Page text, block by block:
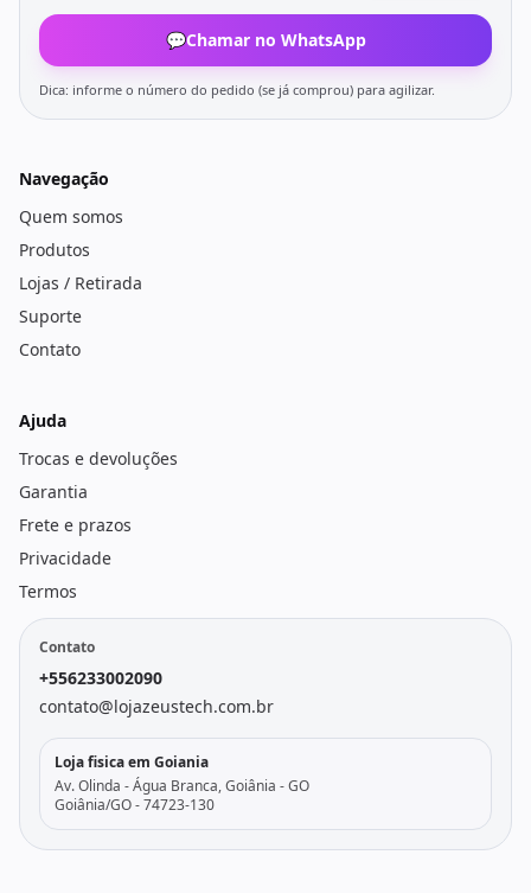
💬Chamar no WhatsApp
Dica: informe o número do pedido (se já comprou) para agilizar.
Navegação
Quem somos
Produtos
Lojas / Retirada
Suporte
Contato
Ajuda
Trocas e devoluções
Garantia
Frete e prazos
Privacidade
Termos
Contato
+556233002090
contato@lojazeustech.com.br
Loja fisica em Goiania
Av. Olinda - Água Branca, Goiânia - GO
Goiânia/GO - 74723-130